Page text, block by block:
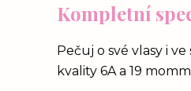
Kompletní
Pečuj o své vlasy i
kvality 6A a 19